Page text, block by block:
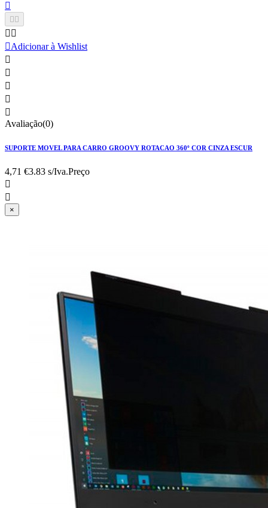

 
 
Adicionar à Wishlist





Avaliação(0)
SUPORTE MOVEL PARA CARRO GROOVY ROTACAO 360º COR CINZA ESCUR
4,71 €3.83 s/Iva.Preço


×